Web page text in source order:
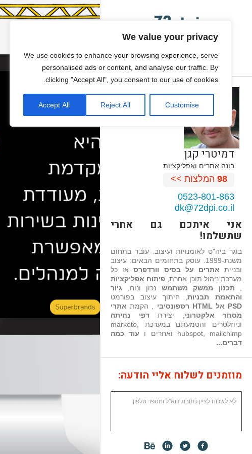
We value your privacy
We use cookies to enhance your browsing experience, serve
personalised ads or content, and analyse our traffic. By
clicking "Accept All", you consent to our use of cookies.
Customise
Reject All
Accept All
דמיטרי קגן
בונה אתרים ואפליקציות
98 המלצות >>
0523-801-863
dk@72dpi.co.il
אני איתכם גם אחרי
שתשלמו!
בוגר ביה"ס לאומנויות ועיצוב. עובד בתחום
משנת-1999. עוסק בתחומים הבאים: עיצוב
ובניית אתרים על בסיס וורדפרסאו כל
מערכת ניהול תוכן אחרת, פיתוח אפליקציות
תכנון ממשק משתמש נכון ונוח, גיור
והתאמת תבניות, חיתוך עיצוב בפורמט
PSD אל HTML רספונסיבי
, הקמת אתרי
מסחר אלקטרוני , יצירתדפי נחיתה
וניוזלטרים והטמעתם במערכת marketo,
hubspot, mailchimp ואחרים ו
עוד כמה
דברים...
מוזמנים לשלוח אליי הודעה: